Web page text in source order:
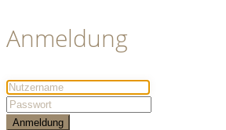
Anmeldung
Anmeldung